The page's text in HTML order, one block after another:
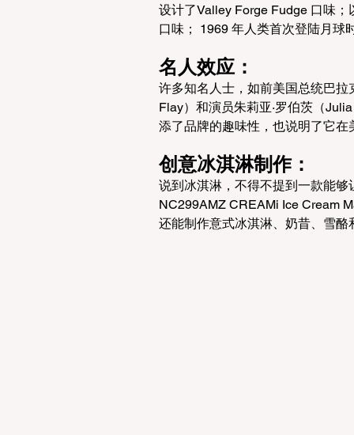
设计了Valley Forge Fudge 口味
口味； 1969 年人类首次登陆月球
名人效应：
许多知名人士，如前美国总统巴拉
Flay）和演员朱莉亚·罗伯茨（
添了品牌的趣味性，也说明了它
创意冰淇淋制作：
说到冰淇淋，不得不提到一款能
NC299AMZ CREAMi Ice Cream
还能制作意式冰淇淋、奶昔、雪